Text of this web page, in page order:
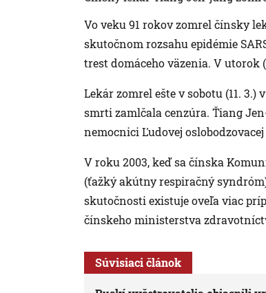
Vo veku 91 rokov zomrel čínsky
skutočnom rozsahu epidémie
trest domáceho väzenia. V utorok
Lekár zomrel ešte v sobotu (11.
smrti zamlčala cenzúra. Ťiang
nemocnici Ľudovej
V roku 2003, keď sa čínska
(ťažký akútny respiračný
skutočnosti existuje oveľa viac
čínskeho ministerstva
Súvisiaci článok